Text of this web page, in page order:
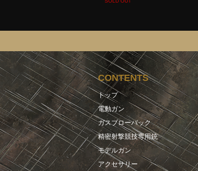
CONTENTS
トップ
電動ガン
ガスブローバック
精密射撃競技専用銃
モデルガン
アクセサリー